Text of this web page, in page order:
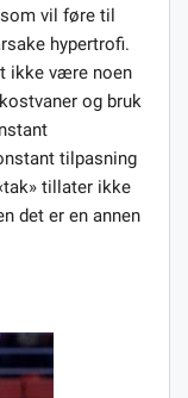
vil føre til
hypertrofi.
ikke være noen
og bruk
tilpasning
tillater ikke
det er en annen